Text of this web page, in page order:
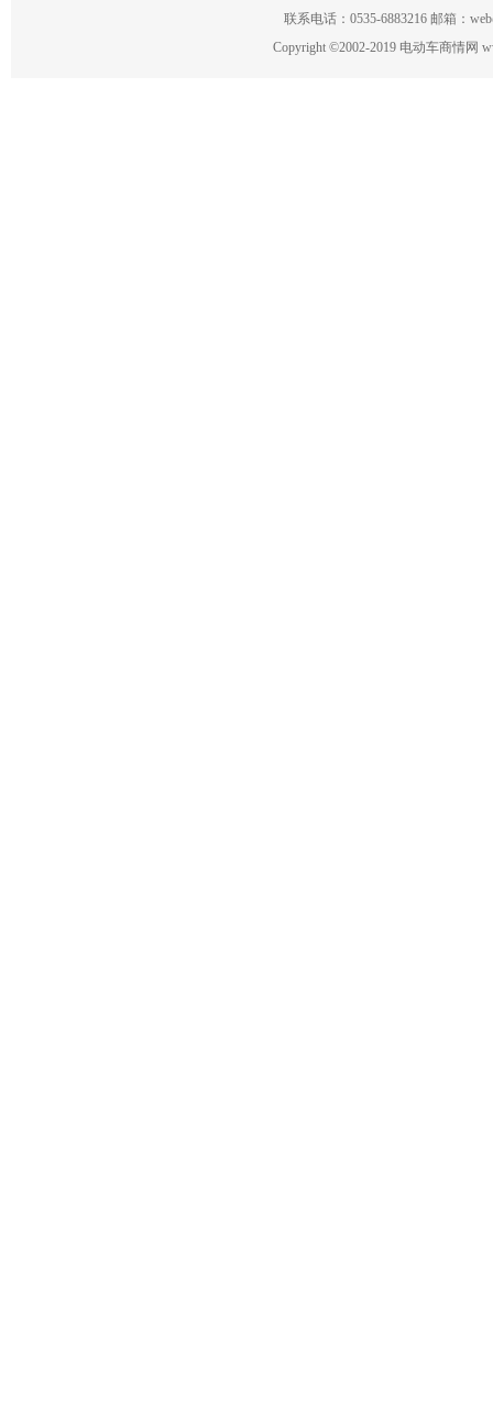
联系电话：0535-6883216 邮箱：
Copyright ©2002-2019 电动车商情网